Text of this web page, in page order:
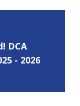
DCA
- 2026